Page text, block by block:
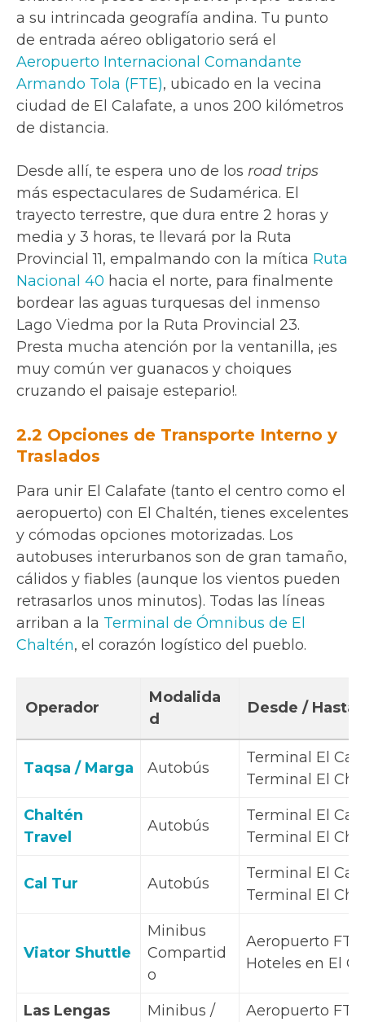
a su intrincada geografía andina. Tu punto
de entrada aéreo obligatorio será el
Aeropuerto Internacional Comandante
Armando Tola (FTE), ubicado en la vecina
ciudad de El Calafate, a unos 200 kilómetros
de distancia.
Desde allí, te espera uno de los road trips
más espectaculares de Sudamérica. El
trayecto terrestre, que dura entre 2 horas y
media y 3 horas, te llevará por la Ruta
Provincial 11, empalmando con la mítica Ruta
Nacional 40 hacia el norte, para finalmente
bordear las aguas turquesas del inmenso
Lago Viedma por la Ruta Provincial 23.
Presta mucha atención por la ventanilla, ¡es
muy común ver guanacos y choiques
cruzando el paisaje estepario!.
2.2 Opciones de Transporte Interno y
Traslados
Para unir El Calafate (tanto el centro como el
aeropuerto) con El Chaltén, tienes excelentes
y cómodas opciones motorizadas. Los
autobuses interurbanos son de gran tamaño,
cálidos y fiables (aunque los vientos pueden
retrasarlos unos minutos). Todas las líneas
arriban a la Terminal de Ómnibus de El
Chaltén, el corazón logístico del pueblo.
Operador
Modalida
d
Desde / Hasta
Taqsa / Marga Autobús
Terminal El
Terminal El
Chaltén
Travel
Autobús
Terminal El
Terminal El
Cal Tur Autobús
Terminal El
Terminal El
Viator Shuttle
Minibus
Compartid
o
Aeropuerto FTE
Hoteles en El
Las Lengas
Minibus /
Aeropuerto FTE